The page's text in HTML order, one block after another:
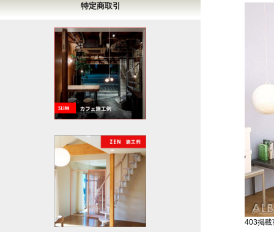
特定商取引
403掲載